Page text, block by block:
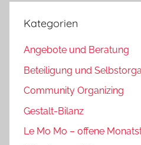
Kategorien
Angebote und Beratung
Beteiligung und
Community Organizing
Gestalt-Bilanz
Le Mo Mo – offene